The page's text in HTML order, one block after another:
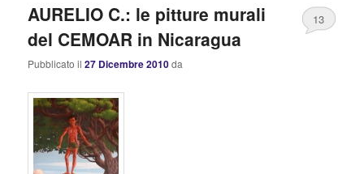
AURELIO C.: le pitture murali
del CEMOAR in Nicaragua
Pubblicato il27 Dicembre 2010da
13